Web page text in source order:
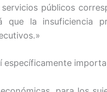
públicos
la insuficiencia
específicamente